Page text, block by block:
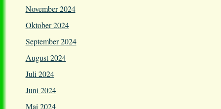
November 2024
Oktober 2024
September 2024
August 2024
Juli 2024
Juni 2024
Mai 2024